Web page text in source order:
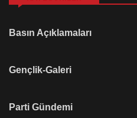
Basın Açıklamaları
Gençlik-Galeri
Parti Gündemi